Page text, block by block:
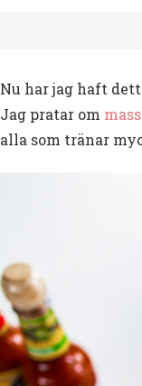
Nu har jag haft
Jag pratar om
alla som tränar